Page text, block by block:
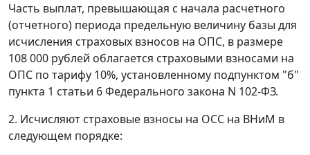
Часть выплат, превышающая с начала расчетного
(отчетного) периода предельную величину базы для
исчисления страховых взносов на ОПС, в размере
108 000 рублей облагается страховыми взносами на
ОПС по тарифу 10%, установленному подпунктом "б"
пункта 1 статьи 6 Федерального закона N 102-ФЗ.
2. Исчисляют страховые взносы на ОСС на ВНиМ в
следующем порядке: